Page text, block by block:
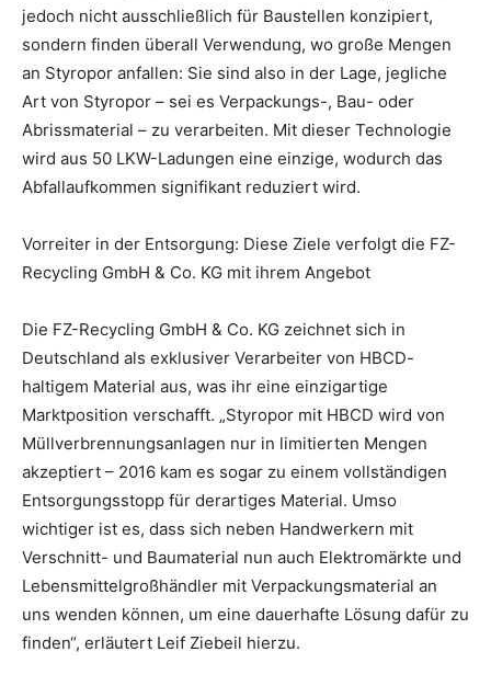
jedoch nicht ausschließlich für Baustellen konzipiert,
sondern finden überall Verwendung, wo große Mengen
an Styropor anfallen: Sie sind also in der Lage, jegliche
Art von Styropor – sei es Verpackungs-, Bau- oder
Abrissmaterial – zu verarbeiten. Mit dieser Technologie
wird aus 50 LKW-Ladungen eine einzige, wodurch das
Abfallaufkommen signifikant reduziert wird.
Vorreiter in der Entsorgung: Diese Ziele verfolgt die FZ-
Recycling GmbH & Co. KG mit ihrem Angebot
Die FZ-Recycling GmbH & Co. KG zeichnet sich in
Deutschland als exklusiver Verarbeiter von HBCD-
haltigem Material aus, was ihr eine einzigartige
Marktposition verschafft. „Styropor mit HBCD wird von
Müllverbrennungsanlagen nur in limitierten Mengen
akzeptiert – 2016 kam es sogar zu einem vollständigen
Entsorgungsstopp für derartiges Material. Umso
wichtiger ist es, dass sich neben Handwerkern mit
Verschnitt- und Baumaterial nun auch Elektromärkte und
Lebensmittelgroßhändler mit Verpackungsmaterial an
uns wenden können, um eine dauerhafte Lösung dafür zu
finden“, erläutert Leif Ziebeil hierzu.